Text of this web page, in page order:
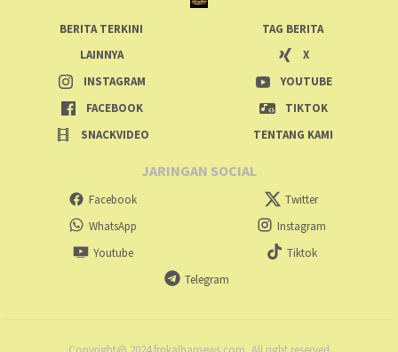
BERITA TERKINI
TAG BERITA
LAINNYA
X
INSTAGRAM
YOUTUBE
FACEBOOK
TIKTOK
SNACKVIDEO
TENTANG KAMI
JARINGAN SOCIAL
Facebook
Twitter
WhatsApp
Instagram
Youtube
Tiktok
Telegram